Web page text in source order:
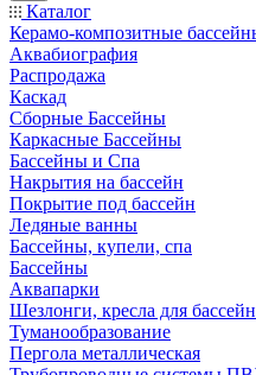
Каталог
Керамо-композитные
Аквабиография
Распродажа
Каскад
Сборные Бассейны
Каркасные Бассейны
Бассейны и Спа
Накрытия на бассейн
Покрытие под бассейн
Ледяные ванны
Бассейны, купели, спа
Бассейны
Аквапарки
Шезлонги, кресла для
Туманообразование
Пергола металлическая